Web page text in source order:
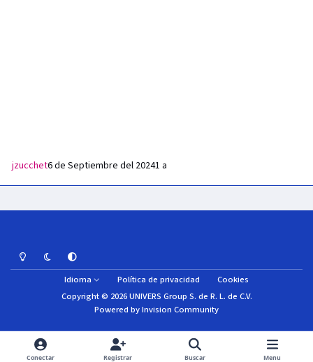
jzucchet6 de Septiembre del 20241 a
Light ModeDark ModeSystem Preference
Idioma Política de privacidad
Cookies
Copyright © 2026 UNIVERS Group S. de R. L. de C.V.
Powered byInvision Community
Conectar Registrar Buscar Menu